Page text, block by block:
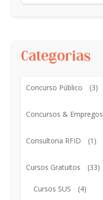
Categorias
Concurso Público (3)
Concursos & Empregos
Consultoria RFID (1)
Cursos Gratuitos (33)
Cursos SUS (4)